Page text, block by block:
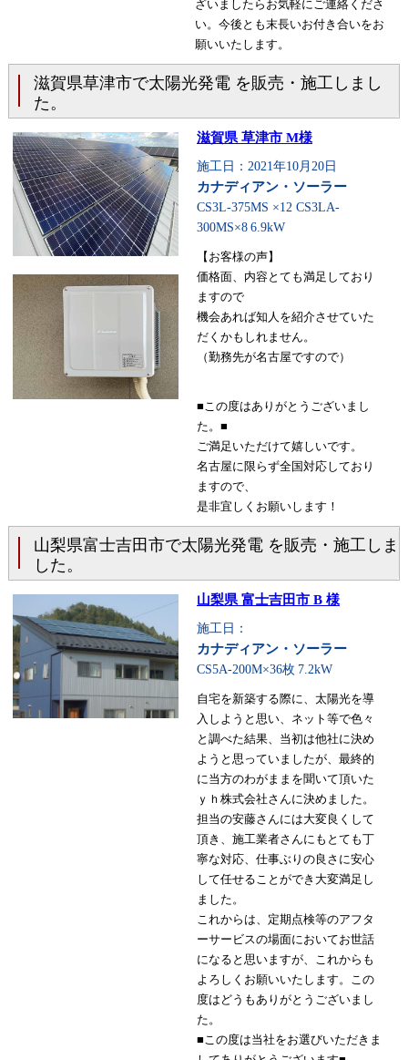
ざいましたらお気軽にご連絡くださ
い。今後とも末長いお付き合いをお
願いいたします。
滋賀県草津市で太陽光発電 を販売・施工しまし
た。
滋賀県 草津市 M様
施工日：2021年10月20日
カナディアン・ソーラー
CS3L-375MS ×12 CS3LA-
300MS×8 6.9kW
【お客様の声】
価格面、内容とても満足しており
ますので
機会あれば知人を紹介させていた
だくかもしれません。
（勤務先が名古屋ですので）
■この度はありがとうございまし
た。■
ご満足いただけて嬉しいです。
名古屋に限らず全国対応しており
ますので、
是非宜しくお願いします！
山梨県富士吉田市で太陽光発電 を販売・施工しま
した。
山梨県 富士吉田市 B 様
施工日：
カナディアン・ソーラー
CS5A-200M×36枚 7.2kW
自宅を新築する際に、太陽光を導
入しようと思い、ネット等で色々
と調べた結果、当初は他社に決め
ようと思っていましたが、最終的
に当方のわがままを聞いて頂いた
ｙｈ株式会社さんに決めました。
担当の安藤さんには大変良くして
頂き、施工業者さんにもとても丁
寧な対応、仕事ぶりの良さに安心
して任せることができ大変満足し
ました。
これからは、定期点検等のアフタ
ーサービスの場面においてお世話
になると思いますが、これからも
よろしくお願いいたします。この
度はどうもありがとうございまし
た。
■この度は当社をお選びいただきま